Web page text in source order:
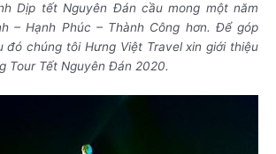
Dịp tết Nguyên Đán cầu mong một năm
– Hạnh Phúc – Thành Công hơn. Để góp
đó chúng tôi Hưng Việt Travel xin giới thiệu
Tour Tết Nguyên Đán 2020.